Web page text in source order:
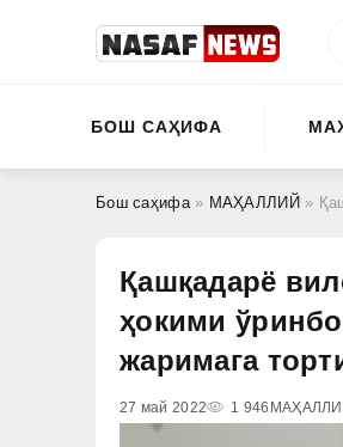
БОШ САҲИФА
Бош саҳифа» МАҲАЛЛИЙ »
Қашқадарё
ҳокими
жаримага
27 май 2022 1 946